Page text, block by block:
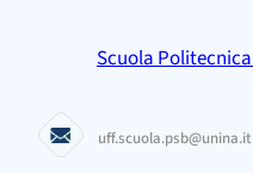
Scuola Politecnica
uff.scuola.psb@unina.it